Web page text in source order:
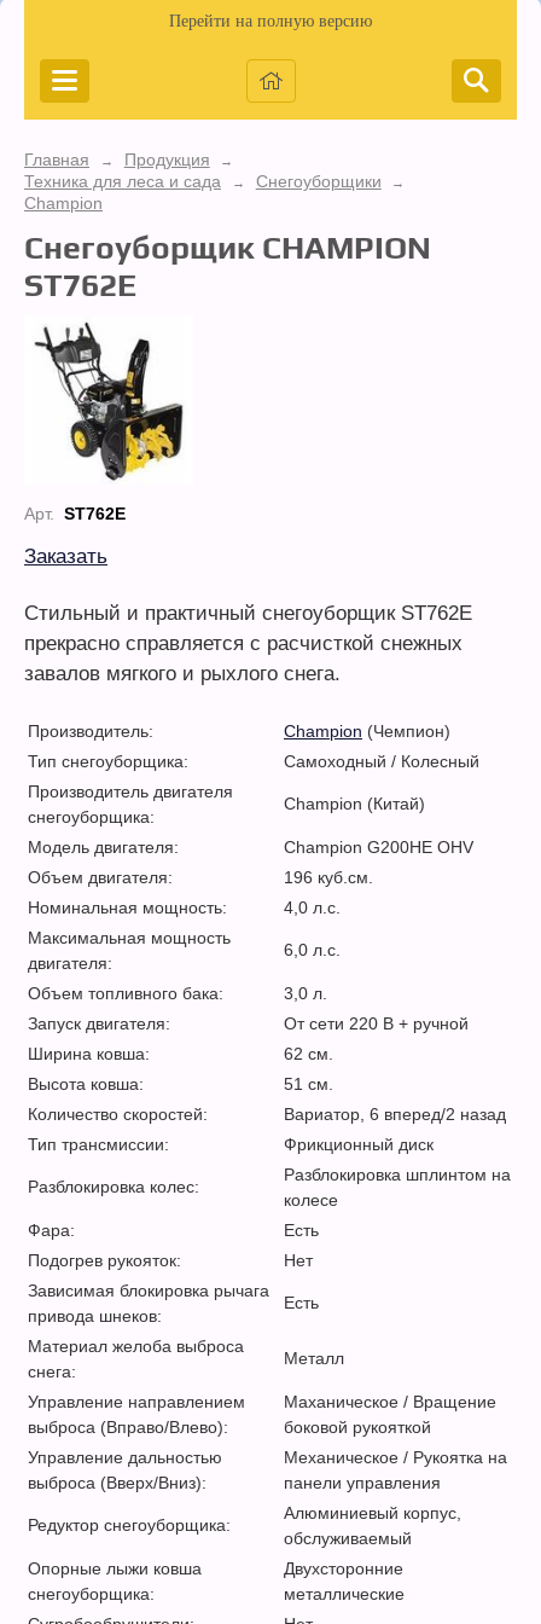
Перейти на полную версию
Главная → Продукция →
Техника для леса и сада → Снегоуборщики →
Champion
Снегоуборщик CHAMPION
ST762E
Арт. ST762E
Заказать
Стильный и практичный снегоуборщик ST762E
прекрасно справляется с расчисткой снежных
завалов мягкого и рыхлого снега.
Производитель: Champion (Чемпион)
Тип снегоуборщика:
Самоходный / Колесный
Производитель двигателя
снегоуборщика:
Champion (Китай)
Модель двигателя:
Champion G200HE OHV
Объем двигателя:
196 куб.см.
Номинальная мощность:
4,0 л.с.
Максимальная мощность
двигателя:
6,0 л.с.
Объем топливного бака:
3,0 л.
Запуск двигателя:
От сети 220 В + ручной
Ширина ковша:
62 см.
Высота ковша:
51 см.
Количество скоростей:
Вариатор, 6 вперед/2 назад
Тип трансмиссии:
Фрикционный диск
Разблокировка колес:
Разблокировка шплинтом на
колесе
Фара:
Есть
Подогрев рукояток:
Нет
Зависимая блокировка рычага
привода шнеков:
Есть
Материал желоба выброса
снега:
Металл
Управление направлением
выброса (Вправо/Влево):
Маханическое / Вращение
боковой рукояткой
Управление дальностью
выброса (Вверх/Вниз):
Механическое / Рукоятка на
панели управления
Редуктор снегоуборщика:
Алюминиевый корпус,
обслуживаемый
Опорные лыжи ковша
снегоуборщика:
Двухсторонние
металлические